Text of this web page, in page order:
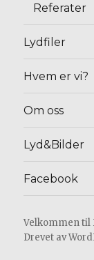
Referater
Lydfiler
Hvem er vi?
Om oss
Lyd&Bilder
Facebook
Velkommen til
Drevet av